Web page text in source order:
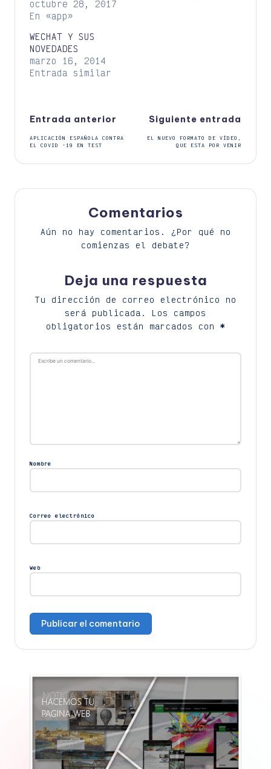
octubre 28, 2017
En «app»
WECHAT Y SUS
NOVEDADES
marzo 16, 2014
Entrada similar
Navegación
de
Entrada anterior
APLICACIÓN ESPAÑOLA CONTRA
EL COVID -19 EN TEST
Siguiente entrada
EL NUEVO FORMATO DE VÍDEO,
QUE ESTA POR VENIR
Comentarios
Aún no hay comentarios. ¿Por qué no
comienzas el debate?
Deja una respuesta
Tu dirección de correo electrónico no
será publicada.
Los campos
obligatorios están marcados con *
Nombre
Correo electrónico
Web